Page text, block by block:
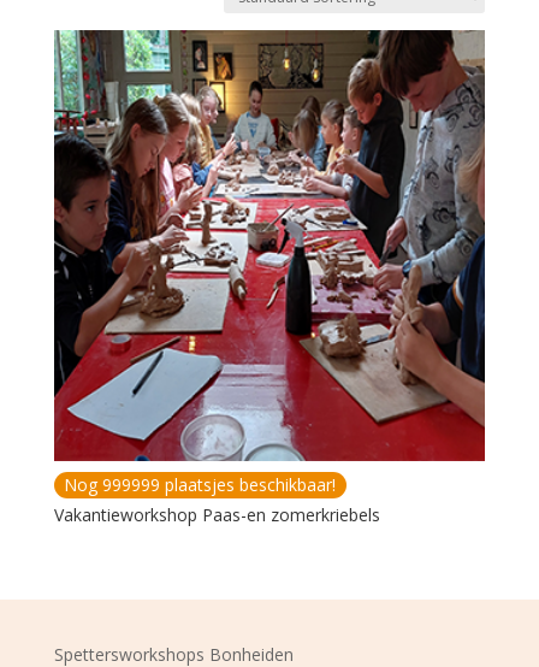
Nog 999999 plaatsjes beschikbaar!
Vakantieworkshop Paas-en zomerkriebels
Spettersworkshops Bonheiden